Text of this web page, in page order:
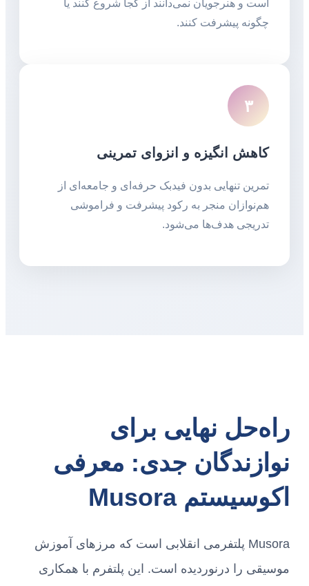
است و هنرجویان نمی‌دانند از کجا شروع کنند یا
چگونه پیشرفت کنند.
۳
کاهش انگیزه و انزوای تمرینی
تمرین تنهایی بدون فیدبک حرفه‌ای و جامعه‌ای از
هم‌نوازان منجر به رکود پیشرفت و فراموشی
تدریجی هدف‌ها می‌شود.
راه‌حل نهایی برای
نوازندگان جدی: معرفی
اکوسیستم Musora
Musora پلتفرمی انقلابی است که مرزهای آموزش
موسیقی را درنوردیده است. این پلتفرم با همکاری